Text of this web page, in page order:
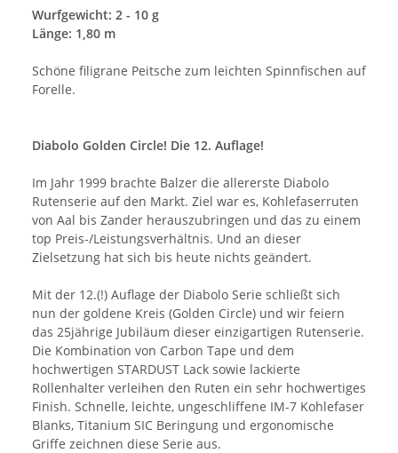
Wurfgewicht: 2 - 10 g
Länge: 1,80 m
Schöne filigrane Peitsche zum leichten Spinnfischen auf
Forelle.
Diabolo Golden Circle! Die 12. Auflage!
Im Jahr 1999 brachte Balzer die allererste Diabolo
Rutenserie auf den Markt. Ziel war es, Kohlefaserruten
von Aal bis Zander herauszubringen und das zu einem
top Preis-/Leistungsverhältnis. Und an dieser
Zielsetzung hat sich bis heute nichts geändert.
Mit der 12.(!) Auflage der Diabolo Serie schließt sich
nun der goldene Kreis (Golden Circle) und wir feiern
das 25jährige Jubiläum dieser einzigartigen Rutenserie.
Die Kombination von Carbon Tape und dem
hochwertigen STARDUST Lack sowie lackierte
Rollenhalter verleihen den Ruten ein sehr hochwertiges
Finish. Schnelle, leichte, ungeschliffene IM-7 Kohlefaser
Blanks, Titanium SIC Beringung und ergonomische
Griffe zeichnen diese Serie aus.